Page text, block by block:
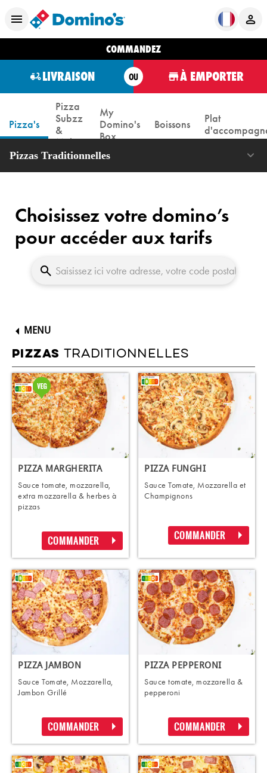
COMMANDEZ
LIVRAISON OU À EMPORTER
Pizza's
Pizzas Traditionnelles
Pizza
Subzz
&
Meltzz
My
Domino's
Box
Boissons
Plat
Choisissez votre domino’s
pour accéder aux tarifs
MENU
PIZZAS TRADITIONNELLES
PIZZA MARGHERITA
Sauce tomate, mozzarella,
extra mozzarella & herbes à
pizzas
COMMANDER
PIZZA FUNGHI
Sauce Tomate, Mozzarella et
Champignons
COMMANDER
PIZZA JAMBON
Sauce Tomate, Mozzarella,
Jambon Grillé
COMMANDER
PIZZA PEPPERONI
Sauce tomate, mozzarella &
pepperoni
COMMANDER